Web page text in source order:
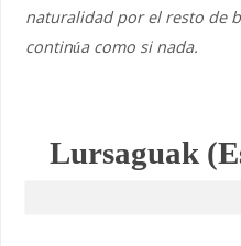
naturalidad por el resto de
continúa como si nada.
Lursaguak